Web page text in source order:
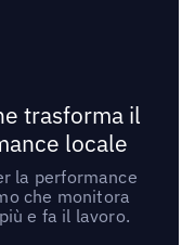
trasforma il
locale
la performance
che monitora
e fa il lavoro.